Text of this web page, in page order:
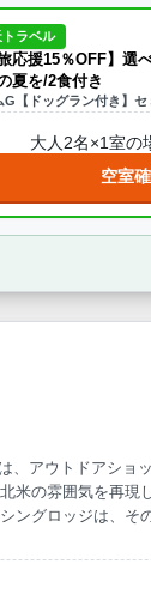
ラベル
旅応援15％OFF】
夏を/2食付き
G【ドッグラン付き】セ
大人2名×1室の
空室
、アウトドアショ
米の雰囲気を再現
グロッジは、そ